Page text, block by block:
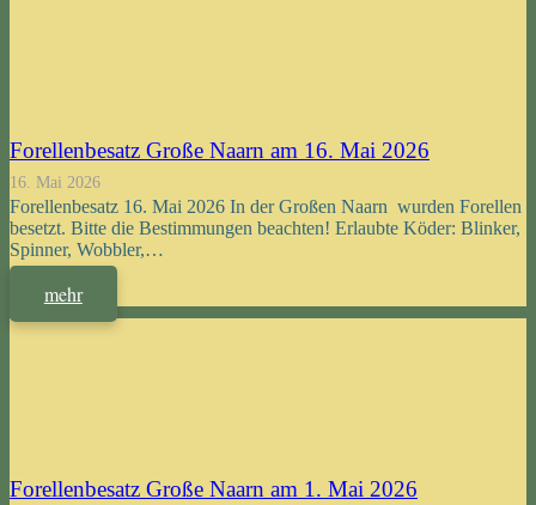
Forellenbesatz Große Naarn am 16. Mai 2026
16. Mai 2026
Forellenbesatz 16. Mai 2026 In der Großen Naarn wurden Forellen
besetzt. Bitte die Bestimmungen beachten! Erlaubte Köder: Blinker,
Spinner, Wobbler,…
mehr
Forellenbesatz Große Naarn am 1. Mai 2026